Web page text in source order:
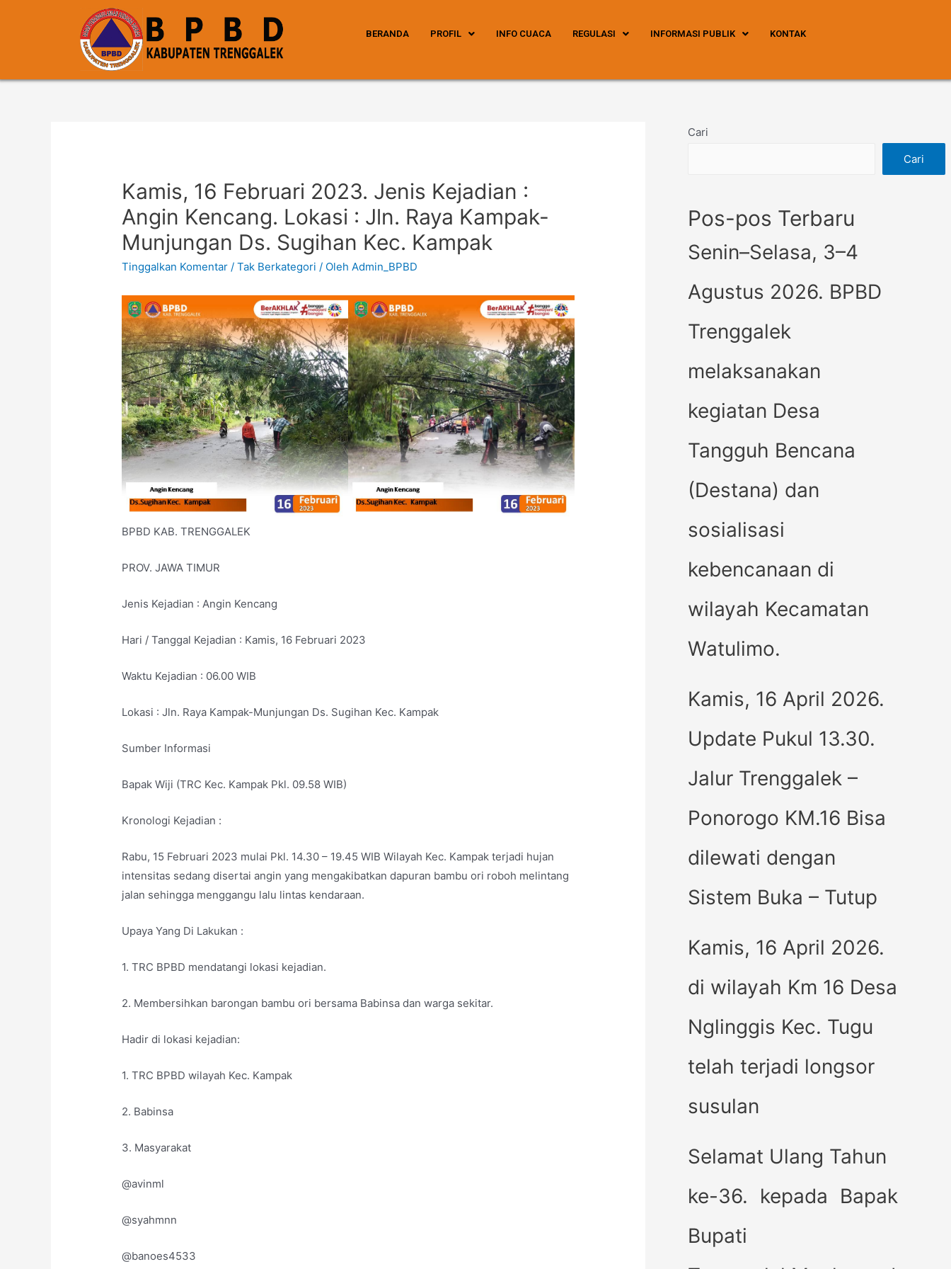
BERANDA PROFIL INFO CUACA REGULASI INFORMASI PUBLIK KONTAK
Kamis, 16 Februari 2023. Jenis Kejadian :
Angin Kencang. Lokasi : Jln. Raya Kampak-
Munjungan Ds. Sugihan Kec. Kampak
Tinggalkan Komentar /Tak Berkategori / OlehAdmin_BPBD
BPBD KAB. TRENGGALEK
PROV. JAWA TIMUR
Jenis Kejadian : Angin Kencang
Hari / Tanggal Kejadian : Kamis, 16 Februari 2023
Waktu Kejadian : 06.00 WIB
Lokasi : Jln. Raya Kampak-Munjungan Ds. Sugihan Kec. Kampak
Sumber Informasi
Bapak Wiji (TRC Kec. Kampak Pkl. 09.58 WIB)
Kronologi Kejadian :
Rabu, 15 Februari 2023 mulai Pkl. 14.30 – 19.45 WIB Wilayah Kec. Kampak terjadi hujan
intensitas sedang disertai angin yang mengakibatkan dapuran bambu ori roboh melintang
jalan sehingga menggangu lalu lintas kendaraan.
Upaya Yang Di Lakukan :
1. TRC BPBD mendatangi lokasi kejadian.
2. Membersihkan barongan bambu ori bersama Babinsa dan warga sekitar.
Hadir di lokasi kejadian:
1. TRC BPBD wilayah Kec. Kampak
2. Babinsa
3. Masyarakat
@avinml
@syahmnn
@banoes4533
Cari
Cari
Pos-pos Terbaru
Senin–Selasa, 3–4
Agustus 2026. BPBD
Trenggalek
melaksanakan
kegiatan Desa
Tangguh Bencana
(Destana) dan
sosialisasi
kebencanaan di
wilayah Kecamatan
Watulimo.
Kamis, 16 April 2026.
Update Pukul 13.30.
Jalur Trenggalek –
Ponorogo KM.16 Bisa
dilewati dengan
Sistem Buka – Tutup
Kamis, 16 April 2026.
di wilayah Km 16 Desa
Nglinggis Kec. Tugu
telah terjadi longsor
susulan
Selamat Ulang Tahun
ke-36. kepada Bapak
Bupati